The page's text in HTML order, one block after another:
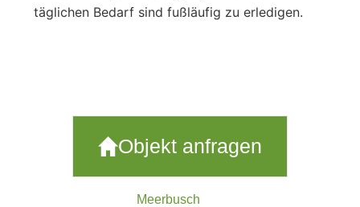
täglichen Bedarf sind fußläufig zu erledigen.
Objekt anfragen
Meerbusch